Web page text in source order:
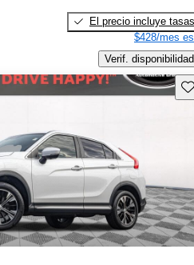
El precio incluye tasas
$428/mes
Verif. disponibilidad